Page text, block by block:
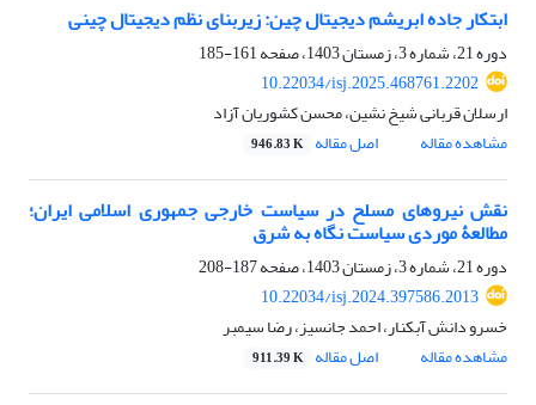
ابتکار جاده ابریشم دیجیتال چین: زیربنای نظم دیجیتال چینی
دوره 21، شماره 3، زمستان 1403، صفحه
161-185
10.22034/isj.2025.468761.2202
ارسلان قربانی شیخ نشین، محسن کشوریان آزاد
مشاهده مقاله
اصل مقاله 946.83 K
نقش نیروهای مسلح در سیاست خارجی جمهوری اسلامی ایران؛
مطالعۀ موردی سیاست نگاه به شرق
دوره 21، شماره 3، زمستان 1403، صفحه
187-208
10.22034/isj.2024.397586.2013
خسرو دانش آبکنار، احمد جانسیز، رضا سیمبر
مشاهده مقاله
اصل مقاله 911.39 K